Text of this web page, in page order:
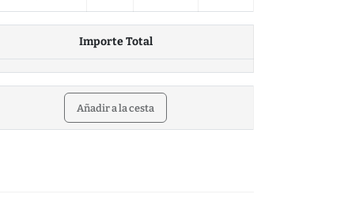
Importe Total
Añadir a la cesta